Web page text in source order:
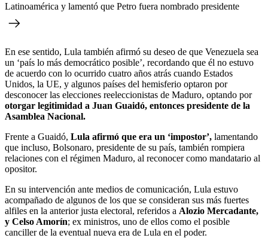
Latinoamérica y lamentó que Petro fuera nombrado presidente
En ese sentido, Lula también afirmó su deseo de que Venezuela sea
un ‘país lo más democrático posible’, recordando que él no estuvo
de acuerdo con lo ocurrido cuatro años atrás cuando Estados
Unidos, la UE, y algunos países del hemisferio optaron por
desconocer las elecciones reeleccionistas de Maduro, optando por
otorgar legitimidad a Juan Guaidó, entonces presidente de la
Asamblea Nacional.
Frente a Guaidó, Lula afirmó que era un ‘impostor’, lamentando
que incluso, Bolsonaro, presidente de su país, también rompiera
relaciones con el régimen Maduro, al reconocer como mandatario al
opositor.
En su intervención ante medios de comunicación, Lula estuvo
acompañado de algunos de los que se consideran sus más fuertes
alfiles en la anterior justa electoral, referidos a Alozio Mercadante,
y Celso Amorín; ex ministros, uno de ellos como el posible
canciller de la eventual nueva era de Lula en el poder.